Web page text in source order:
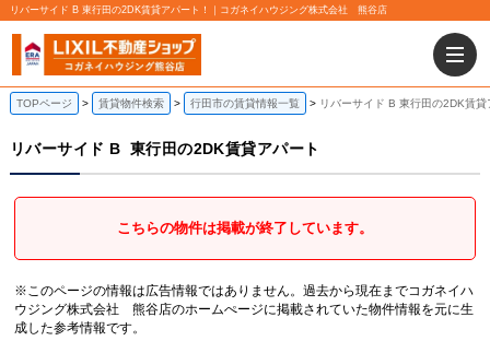
リバーサイド B 東行田の2DK賃貸アパート！｜コガネイハウジング株式会社 熊谷店
TOPページ 賃貸物件検索 行田市の賃貸情報一覧 リバーサイド B 東行田の2DK賃貸
リバーサイド B 東行田の2DK賃貸アパート
こちらの物件は掲載が終了しています。
※このページの情報は広告情報ではありません。過去から現在までコガネイハ
ウジング株式会社 熊谷店のホームぺージに掲載されていた物件情報を元に生
成した参考情報です。